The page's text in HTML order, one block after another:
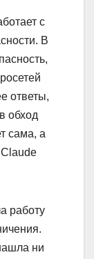
с
В
ответы,
обход
сама, а
работу
ни